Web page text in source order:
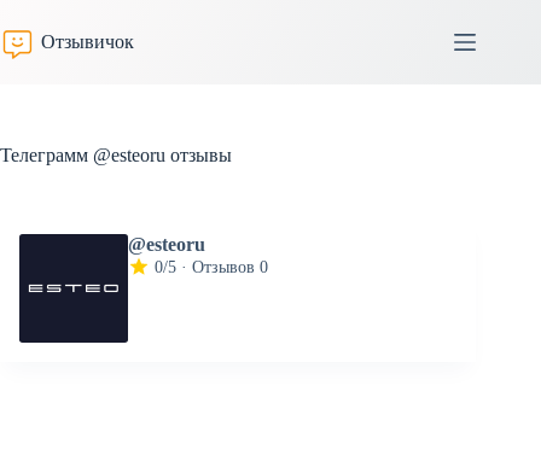
к
сути
Отзывичок
Телеграмм @esteoru отзывы
@esteoru
0/5 · Отзывов 0